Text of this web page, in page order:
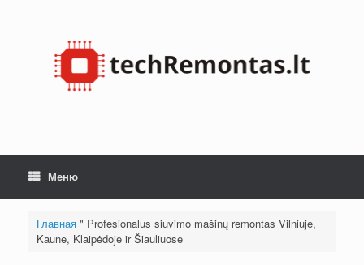
Меню
Главная" Profesionalus siuvimo mašinų remontas Vilniuje,
Kaune, Klaipėdoje ir Šiauliuose